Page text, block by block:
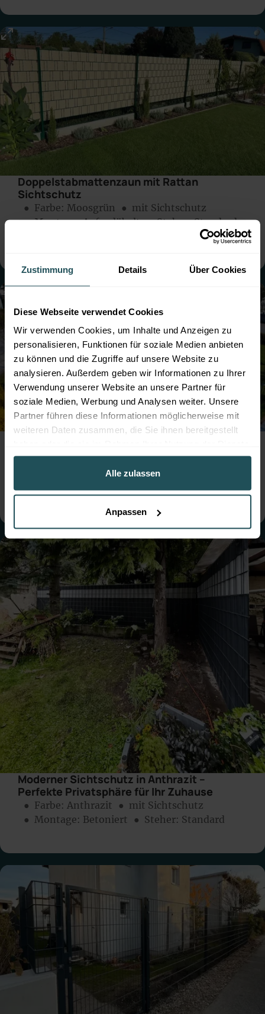
Zustimmung Details Über Cookies
Diese Webseite verwendet Cookies
Wir verwenden Cookies, um Inhalte und Anzeigen zu
personalisieren, Funktionen für soziale Medien anbieten
zu können und die Zugriffe auf unsere Website zu
analysieren. Außerdem geben wir Informationen zu Ihrer
Verwendung unserer Website an unsere Partner für
soziale Medien, Werbung und Analysen weiter. Unsere
Partner führen diese Informationen möglicherweise mit
weiteren Daten zusammen, die Sie ihnen bereitgestellt
gesammelt haben.
Alle zulassen
Anpassen
Doppelstabmattenzaun mit Rattan
Sichtschutz
● Farbe: Moosgrün
● mit Sichtschutz
● Montage:Aufgedübelt ● Steher: Standard
Professioneller Zaunbau für die Hundezone
Moosgrün ● Montage:
● Steher: Standard ● Tore: Einflügelig
Moderner Sichtschutz in Anthrazit –
Perfekte Privatsphäre für Ihr Zuhause
● Farbe: Anthrazit
● mit Sichtschutz
● Montage: Betoniert ● Steher: Standard